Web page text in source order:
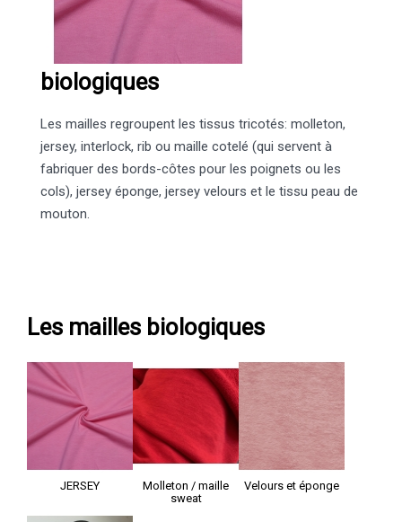
biologiques
Les mailles regroupent les tissus tricotés: molleton,
jersey, interlock, rib ou maille cotelé (qui servent à
fabriquer des bords-côtes pour les poignets ou les
cols), jersey éponge, jersey velours et le tissu peau de
mouton.
Les mailles biologiques
JERSEY
Molleton / maille
sweat
Velours et éponge